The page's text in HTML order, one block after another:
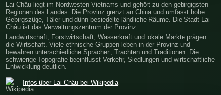
Lai Châu liegt im Nordwesten Vietnams und gehört zu den gebirgigsten
Regionen des Landes. Die Provinz grenzt an China und umfasst hohe
Gebirgszüge, Täler und dünn besiedelte ländliche Räume. Die Stadt Lai
Châu ist das Verwaltungszentrum der Provinz.
Landwirtschaft, Forstwirtschaft, Wasserkraft und lokale Märkte prägen
die Wirtschaft. Viele ethnische Gruppen leben in der Provinz und
bewahren unterschiedliche Sprachen, Trachten und Traditionen. Die
schwierige Topografie beeinflusst Verkehr, Siedlungen und wirtschaftliche
Entwicklung deutlich.
Infos über Lai Châu bei Wikipedia